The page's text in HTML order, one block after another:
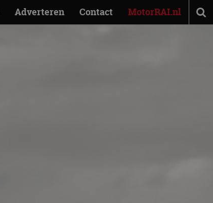
Adverteren Contact MotorRAI.nl